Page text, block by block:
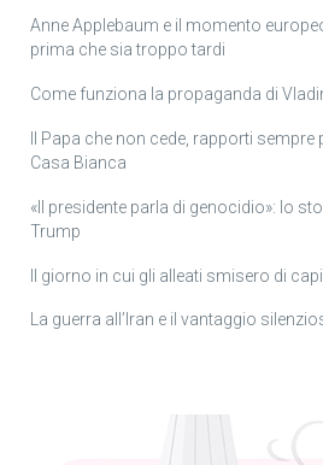
Anne Applebaum e il momento
prima che sia troppo tardi
Come funziona la propaganda di
Il Papa che non cede, rapporti
Casa Bianca
«Il presidente parla di genocidio»: lo
Trump
Il giorno in cui gli alleati smisero di
La guerra all’Iran e il vantaggio